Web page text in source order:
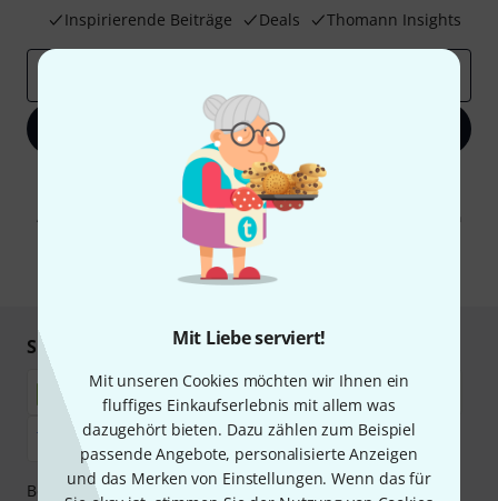
Mit Liebe serviert!
Mit unseren Cookies möchten wir Ihnen ein
fluffiges Einkaufserlebnis mit allem was
dazugehört bieten. Dazu zählen zum Beispiel
passende Angebote, personalisierte Anzeigen
und das Merken von Einstellungen. Wenn das für
Inspirierende Beiträge
Deals Thomann Insights
Jetzt anmelden
Mit Klick auf „Jetzt anmelden“ stimmen Sie dem Erhalt von E-Mail-
Werbung und einer Messung des E-Mail-Nutzungsverhaltens zu. Die
Abmeldung ist jederzeit möglich. Weitere Informationen finden Sie in
unseren
Datenschutzhinweisen
* Pflichtfeld
Sicher einkaufen & bezahlen
Bezahlen Sie vertraulich und sicher per Nachnahme,